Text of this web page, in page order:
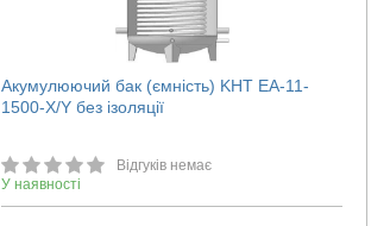
Акумулюючий бак (ємність) KHT ЕА-11-
1500-X/Y без ізоляції
Відгуків немає
У наявності